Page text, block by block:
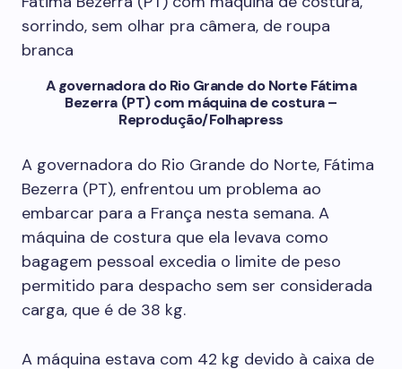
A governadora do Rio Grande do Norte Fátima
Bezerra (PT) com máquina de costura –
Reprodução/Folhapress
A governadora do Rio Grande do Norte, Fátima
Bezerra (PT), enfrentou um problema ao
embarcar para a França nesta semana. A
máquina de costura que ela levava como
bagagem pessoal excedia o limite de peso
permitido para despacho sem ser considerada
carga, que é de 38 kg.
A máquina estava com 42 kg devido à caixa de